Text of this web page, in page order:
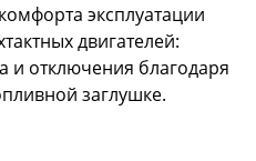
эксплуатации
двигателей:
и отключения благодаря
заглушке.